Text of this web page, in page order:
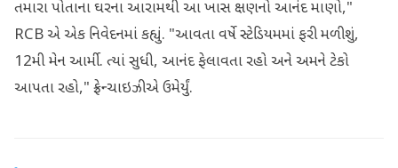
તમારા પોતાના ઘરના આરામથી આ ખાસ ક્ષણનો આનંદ માણો,"
RCB એ એક નિવેદનમાં કહ્યું. "આવતા વર્ષે સ્ટેડિયમમાં ફરી મળીશું,
12મી મેન આર્મી. ત્યાં સુધી, આનંદ ફેલાવતા રહો અને અમને ટેકો
આપતા રહો," ફ્રેન્ચાઇઝીએ ઉમેર્યું.